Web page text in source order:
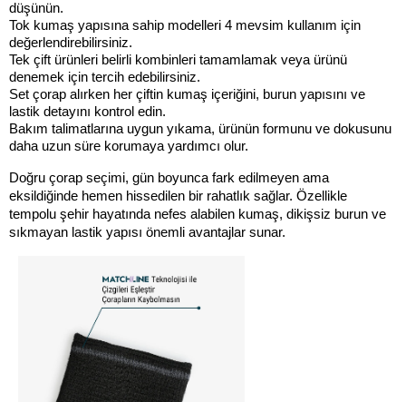
düşünün.
Tok kumaş yapısına sahip modelleri 4 mevsim kullanım için
değerlendirebilirsiniz.
Tek çift ürünleri belirli kombinleri tamamlamak veya ürünü
denemek için tercih edebilirsiniz.
Set çorap alırken her çiftin kumaş içeriğini, burun yapısını ve
lastik detayını kontrol edin.
Bakım talimatlarına uygun yıkama, ürünün formunu ve dokusunu
daha uzun süre korumaya yardımcı olur.
Doğru çorap seçimi, gün boyunca fark edilmeyen ama
eksildiğinde hemen hissedilen bir rahatlık sağlar. Özellikle
tempolu şehir hayatında nefes alabilen kumaş, dikişsiz burun ve
sıkmayan lastik yapısı önemli avantajlar sunar.